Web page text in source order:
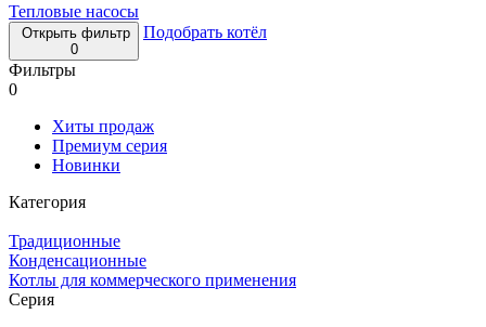
Тепловые насосы
Открыть фильтр
0
Подобрать котёл
Фильтры
0
Хиты продаж
Премиум серия
Новинки
Категория
Традиционные
Конденсационные
Котлы для коммерческого применения
Серия